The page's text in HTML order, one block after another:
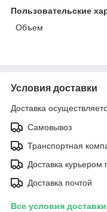
Пользовательские
Объем
Условия доставки
Доставка
Самовывоз
Транспортная
Доставка курьером
Доставка почтой
Все условия доставки